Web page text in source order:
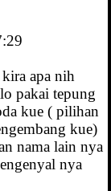
apa nih
pakai tepung
kue ( pilihan
kue)
nama lain nya
nya